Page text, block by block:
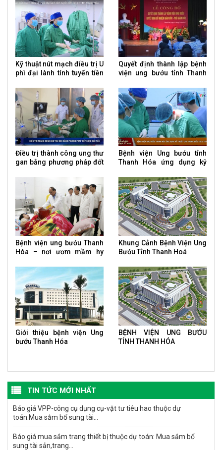
Kỹ thuật nút mạch điều trị U
phì đại lành tính tuyến tiền
Quyết định thành lập bệnh
viện ung bướu tỉnh Thanh
Điều trị thành công ung thư
gan bằng phương pháp đốt
Bệnh viện Ung bướu tỉnh
Thanh Hóa ứng dụng kỹ
tuyến giáp
Bệnh viện ung bướu Thanh
Hóa – nơi ươm mầm hy
Khung Cảnh Bệnh Viện Ung
Bướu Tỉnh Thanh Hoá
Giới thiệu bệnh viện Ung
bướu Thanh Hóa
BỆNH VIỆN UNG BƯỚU
TỈNH THANH HÓA
TIN TỨC MỚI NHẤT
Báo giá VPP-công cụ dụng cụ-vật tư tiêu hao thuộc dự
toán:Mua sắm bổ sung tài...
Báo giá mua sắm trang thiết bị thuộc dự toán: Mua sắm bổ
sung tài sản,trang...